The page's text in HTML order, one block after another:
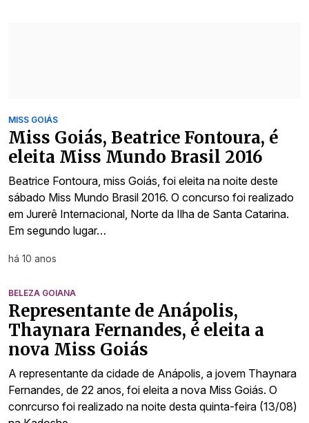
MISS GOIÁS
Miss Goiás, Beatrice Fontoura, é
eleita Miss Mundo Brasil 2016
Beatrice Fontoura, miss Goiás, foi eleita na noite deste
sábado Miss Mundo Brasil 2016. O concurso foi realizado
em Jurerê Internacional, Norte da Ilha de Santa Catarina.
Em segundo lugar…
há 10 anos
BELEZA GOIANA
Representante de Anápolis,
Thaynara Fernandes, é eleita a
nova Miss Goiás
A representante da cidade de Anápolis, a jovem Thaynara
Fernandes, de 22 anos, foi eleita a nova Miss Goiás. O
conrcurso foi realizado na noite desta quinta-feira (13/08)